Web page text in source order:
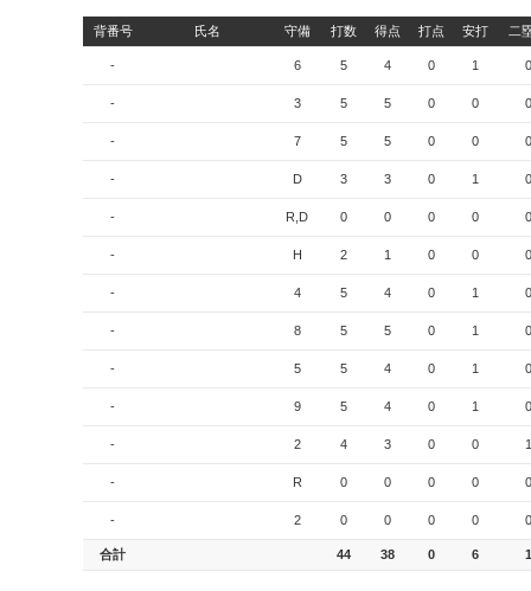
背番号 氏名 守備 打数 得点 打点 安打 二
- 6 5 4 0 1 0
- 3 5 5 0 0 0
- 7 5 5 0 0 0
- D 3 3 0 1 0
- R,D 0 0 0 0 0
- H 2 1 0 0 0
- 4 5 4 0 1 0
- 8 5 5 0 1 0
- 5 5 4 0 1 0
- 9 5 4 0 1 0
- 2 4 3 0 0 1
- R 0 0 0 0 0
- 2 0 0 0 0 0
合計 44 38 0 6 1